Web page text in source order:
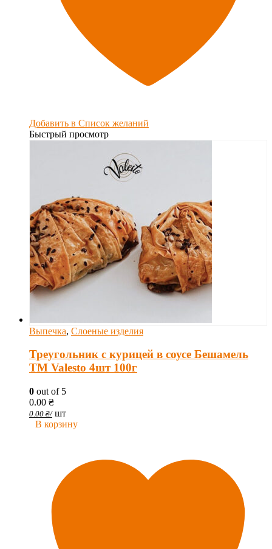
Добавить в Список желаний
Быстрый просмотр
Выпечка, Слоеные изделия
Треугольник с курицей в соусе Бешамель
TM Valesto 4шт 100г
0 out of 5
0.00 ₴
0.00 ₴/ шт
В корзину